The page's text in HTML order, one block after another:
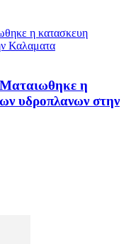
η
υδροπλανων στην